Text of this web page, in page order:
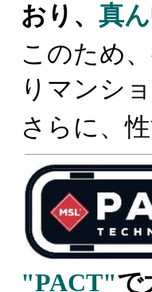
おり、 真
このため
りマンシ
さらに、
"PACT"で